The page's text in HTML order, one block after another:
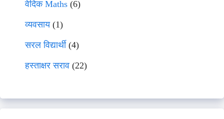
वेदिक Maths (6)
व्यवसाय(1)
सरल विद्यार्थी(4)
हस्ताक्षर सराव (22)